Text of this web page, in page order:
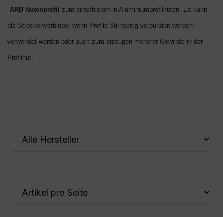
ARB Nutenprofil zum einschieben in Aluminiumprofilnuten. Es kann
als Streckenverbinder wenn Profile Stirnseitig verbunden werden
verwendet werden oder auch zum erzeugen meherer Gewinde in der
Profilnut.